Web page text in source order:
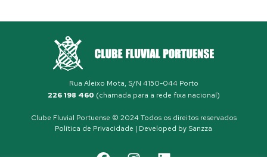
Rua Aleixo Mota, S/N 4150-044 Porto
226 198 460 (chamada para a rede fixa nacional)
Clube Fluvial Portuense © 2024 Todos os direitos reservados
Política de Privacidade | Developed by Sanzza